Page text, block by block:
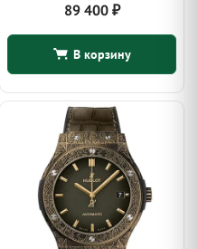
89 400 ₽
В корзину